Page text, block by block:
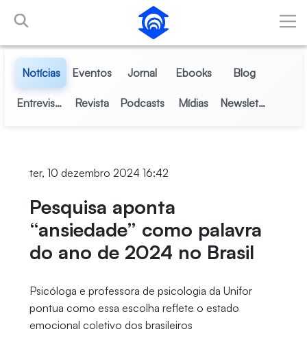
Pular para o Conteúdo principal
Notícias Eventos Jornal Ebooks Blog
Entrevistas Revista Podcasts Mídias Newsletter
ter, 10 dezembro 2024 16:42
Pesquisa aponta
“ansiedade” como palavra
do ano de 2024 no Brasil
Psicóloga e professora de psicologia da Unifor
pontua como essa escolha reflete o estado
emocional coletivo dos brasileiros